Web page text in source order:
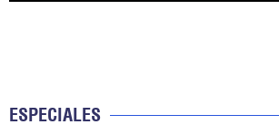
ESPECIALES